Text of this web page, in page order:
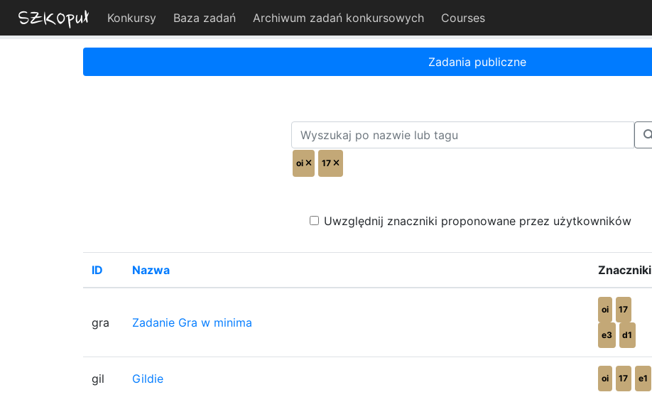
Konkursy Baza zadań Archiwum zadań konkursowych Courses
Zadania publiczne
oi 17
Uwzględnij znaczniki proponowane przez użytkowników
ID Nazwa Znaczniki
gra Zadanie Gra w minima
oi 17
e3 d1
gil Gildie oi 17 e1